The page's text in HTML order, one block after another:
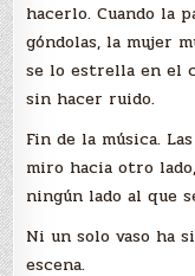
hacerlo. Cuando la
góndolas, la mujer
se lo estrella en el
sin hacer ruido.
Fin de la música.
miro hacia otro
ningún lado al que
Ni un solo vaso ha
escena.